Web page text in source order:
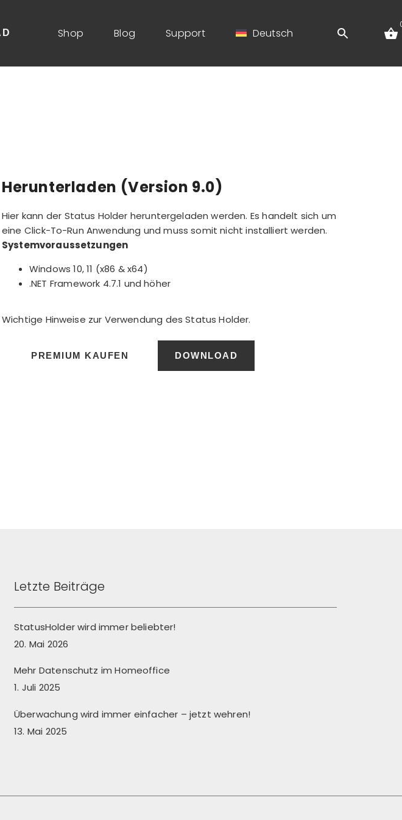
Shop Blog Support Deutsch
Herunterladen (Version 9.0)
Hier kann der Status Holder heruntergeladen werden. Es handelt sich um
eine Click-To-Run Anwendung und muss somit nicht installiert werden.
Systemvoraussetzungen
Windows 10, 11 (x86 & x64)
.NET Framework 4.7.1 und höher
Wichtige Hinweise zur Verwendung des Status Holder.
PREMIUM KAUFEN DOWNLOAD
Letzte Beiträge
StatusHolder wird immer beliebter!
20. Mai 2026
Mehr Datenschutz im Homeoffice
1. Juli 2025
Überwachung wird immer einfacher – jetzt wehren!
13. Mai 2025